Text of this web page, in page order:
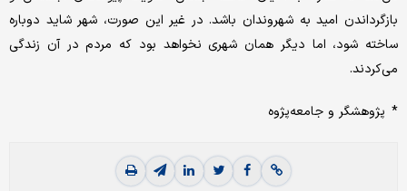
بازگرداندن امید به شهروندان باشد. در غیر این صورت، شهر شاید دوباره
ساخته شود، اما دیگر همان شهری نخواهد بود که مردم در آن زندگی
می‌کردند.
* پژوهشگر و جامعه‌پژوه